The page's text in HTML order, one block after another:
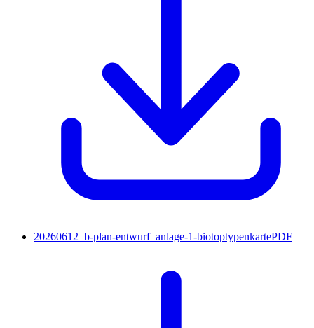
20260612_b-plan-entwurf_anlage-1-biotoptypenkartePDF